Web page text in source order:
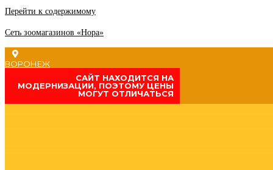
Перейти к содержимому
Сеть зоомагазинов «Нора»
ВОРОНЕЖ
CАЙТ НАХОДИТСЯ НА
МОДЕРНИЗАЦИИ, ПОЭТОМУ ЦЕНЫ
МОГУТ ОТЛИЧАТЬСЯ